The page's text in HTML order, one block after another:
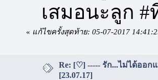
เสมอนะลูก
« แก้ไขครั้งสุดท้าย: 05-07-2017
Re: [♡] ----- รัก...ไม่ได้ออกแ
[23.07.17]